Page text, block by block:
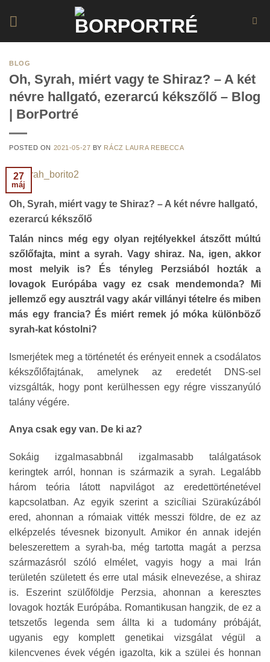
BLOG
Oh, Syrah, miért vagy te Shiraz? – A két
névre hallgató, ezerarcú kékszőlő – Blog
| BorPortré
POSTED ON 2021-05-27 BY RÁCZ LAURA REBECCA
27
máj
Oh, Syrah, miért vagy te Shiraz? – A két névre hallgató,
ezerarcú kékszőlő
Talán nincs még egy olyan rejtélyekkel átszőtt múltú
szőlőfajta, mint a syrah. Vagy shiraz. Na, igen, akkor
most melyik is? És tényleg Perzsiából hozták a
lovagok Európába vagy ez csak mendemonda? Mi
jellemző egy ausztrál vagy akár villányi tételre és miben
más egy francia? És miért remek jó móka különböző
syrah-kat kóstolni?
Ismerjétek meg a történetét és erényeit ennek a csodálatos
kékszőlőfajtának, amelynek az eredetét DNS-sel
vizsgálták, hogy pont kerülhessen egy régre visszanyúló
talány végére.
Anya csak egy van. De ki az?
Sokáig izgalmasabbnál izgalmasabb találgatások
keringtek arról, honnan is származik a syrah. Legalább
három teória látott napvilágot az eredettörténetével
kapcsolatban. Az egyik szerint a szicíliai Szürakúzából
ered, ahonnan a rómaiak vitték messzi földre, de ez az
elképzelés tévesnek bizonyult. Amikor én annak idején
beleszerettem a syrah-ba, még tartotta magát a perzsa
származásról szóló elmélet, vagyis hogy a mai Irán
területén született és erre utal másik elnevezése, a shiraz
is. Eszerint szülőföldje Perzsia, ahonnan a keresztes
lovagok hozták Európába. Romantikusan hangzik, de ez a
tetszetős legenda sem állta ki a tudomány próbáját,
ugyanis egy komplett genetikai vizsgálat végül a
kilencvenes évek végén igazolta, kik a szülei és honnan